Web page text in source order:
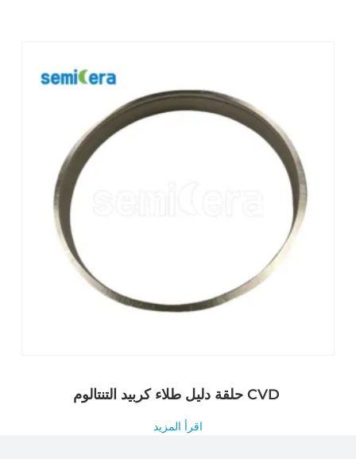
حلقة دليل طلاء كربيد التنتالوم CVD
اقرأ المزيد